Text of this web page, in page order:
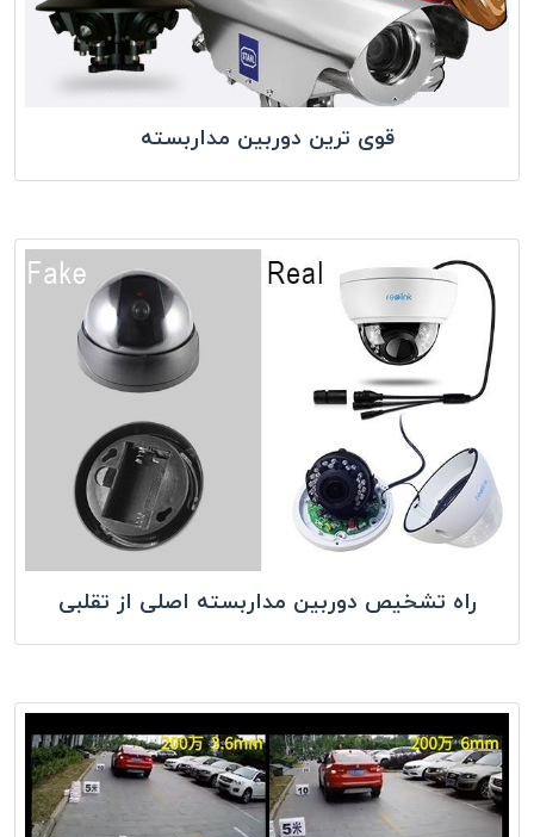
قوی ترین دوربین مداربسته
راه تشخیص دوربین مداربسته اصلی از تقلبی